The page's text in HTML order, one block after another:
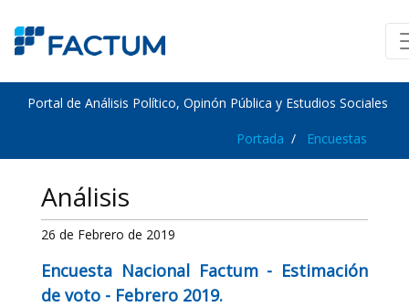
Portal de Análisis Político, Opinón Pública y Estudios Sociales
Portada Encuestas
Análisis
26 de Febrero de 2019
Encuesta Nacional Factum - Estimación
de voto - Febrero 2019.